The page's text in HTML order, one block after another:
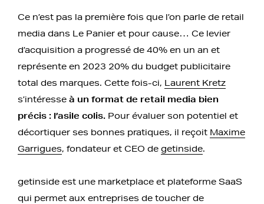
Ce n’est pas la première fois que l’on parle de retail
media dans Le Panier et pour cause… Ce levier
d’acquisition a progressé de 40% en un an et
représente en 2023 20% du budget publicitaire
total des marques. Cette fois-ci, Laurent Kretz
s’intéresse à un format de retail media bien
précis : l’asile colis. Pour évaluer son potentiel et
décortiquer ses bonnes pratiques, il reçoit Maxime
Garrigues, fondateur et CEO de getinside.
getinside est une marketplace et plateforme SaaS
qui permet aux entreprises de toucher de